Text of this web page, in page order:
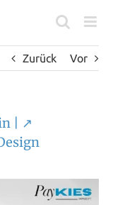
Zurück
Vor
| ↗️